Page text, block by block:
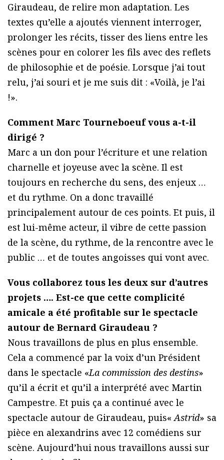
Giraudeau, de relire mon adaptation. Les
textes qu’elle a ajoutés viennent interroger,
prolonger les récits, tisser des liens entre les
scènes pour en colorer les fils avec des reflets
de philosophie et de poésie. Lorsque j’ai tout
relu, j’ai souri et je me suis dit : «Voilà, je l’ai
!».
Comment Marc Tourneboeuf vous a-t-il
dirigé ?
Marc a un don pour l’écriture et une relation
charnelle et joyeuse avec la scène. Il est
toujours en recherche du sens, des enjeux …
et du rythme. On a donc travaillé
principalement autour de ces points. Et puis, il
est lui-même acteur, il vibre de cette passion
de la scène, du rythme, de la rencontre avec le
public … et de toutes angoisses qui vont avec.
Vous collaborez tous les deux sur d’autres
projets …. Est-ce que cette complicité
amicale a été profitable sur le spectacle
autour de Bernard Giraudeau ?
Nous travaillons de plus en plus ensemble.
Cela a commencé par la voix d’un Président
dans le spectacle «La commission des destins»
qu’il a écrit et qu’il a interprété avec Martin
Campestre. Et puis ça a continué avec le
spectacle autour de Giraudeau, puis«Astrid» sa
pièce en alexandrins avec 12 comédiens sur
scène. Aujourd’hui nous travaillons aussi sur